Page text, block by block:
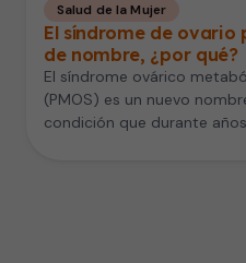
Salud de la Mujer
El síndrome de ovario
de nombre, ¿por qué?
El síndrome ovárico
(PMOS) es un nuevo
condición que durante